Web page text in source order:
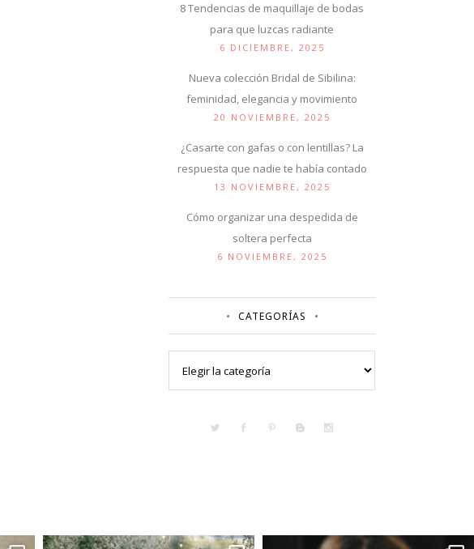
8 Tendencias de maquillaje de bodas
para que luzcas radiante
6 DICIEMBRE, 2025
Nueva colección Bridal de Sibilina:
feminidad, elegancia y movimiento
20 NOVIEMBRE, 2025
¿Casarte con gafas o con lentillas? La
respuesta que nadie te había contado
13 NOVIEMBRE, 2025
Cómo organizar una despedida de
soltera perfecta
6 NOVIEMBRE, 2025
CATEGORÍAS